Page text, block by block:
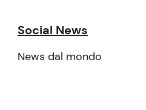
Social News
News dal mondo